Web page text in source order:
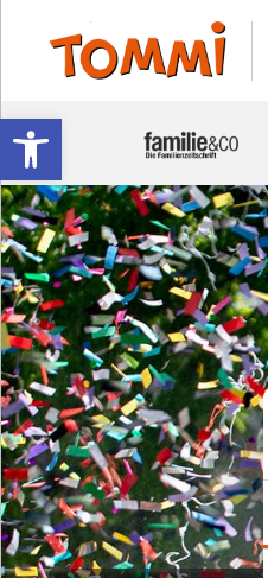
Werkzeugleiste öffnen